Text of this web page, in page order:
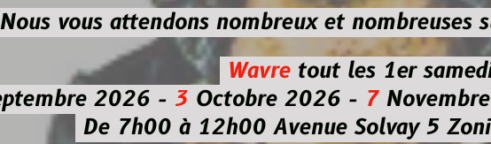
attendons nombreux et nombreusessur les
Wavre
tout les 1er samedi
2026 -3Octobre 2026 - 7Novembre 2026
De 7h00 à 12h00 Avenue Solvay 5 Zoning